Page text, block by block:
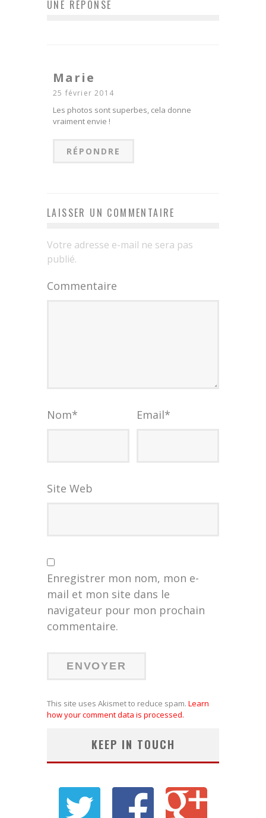
UNE RÉPONSE
Marie
25 février 2014
Les photos sont superbes, cela donne
vraiment envie !
RÉPONDRE
LAISSER UN COMMENTAIRE
Votre adresse e-mail ne sera pas
publié.
Commentaire
Nom* Email*
Site Web
Enregistrer mon nom, mon e-
mail et mon site dans le
navigateur pour mon prochain
commentaire.
This site uses Akismet to reduce spam. Learn
how your comment data is processed.
KEEP IN TOUCH